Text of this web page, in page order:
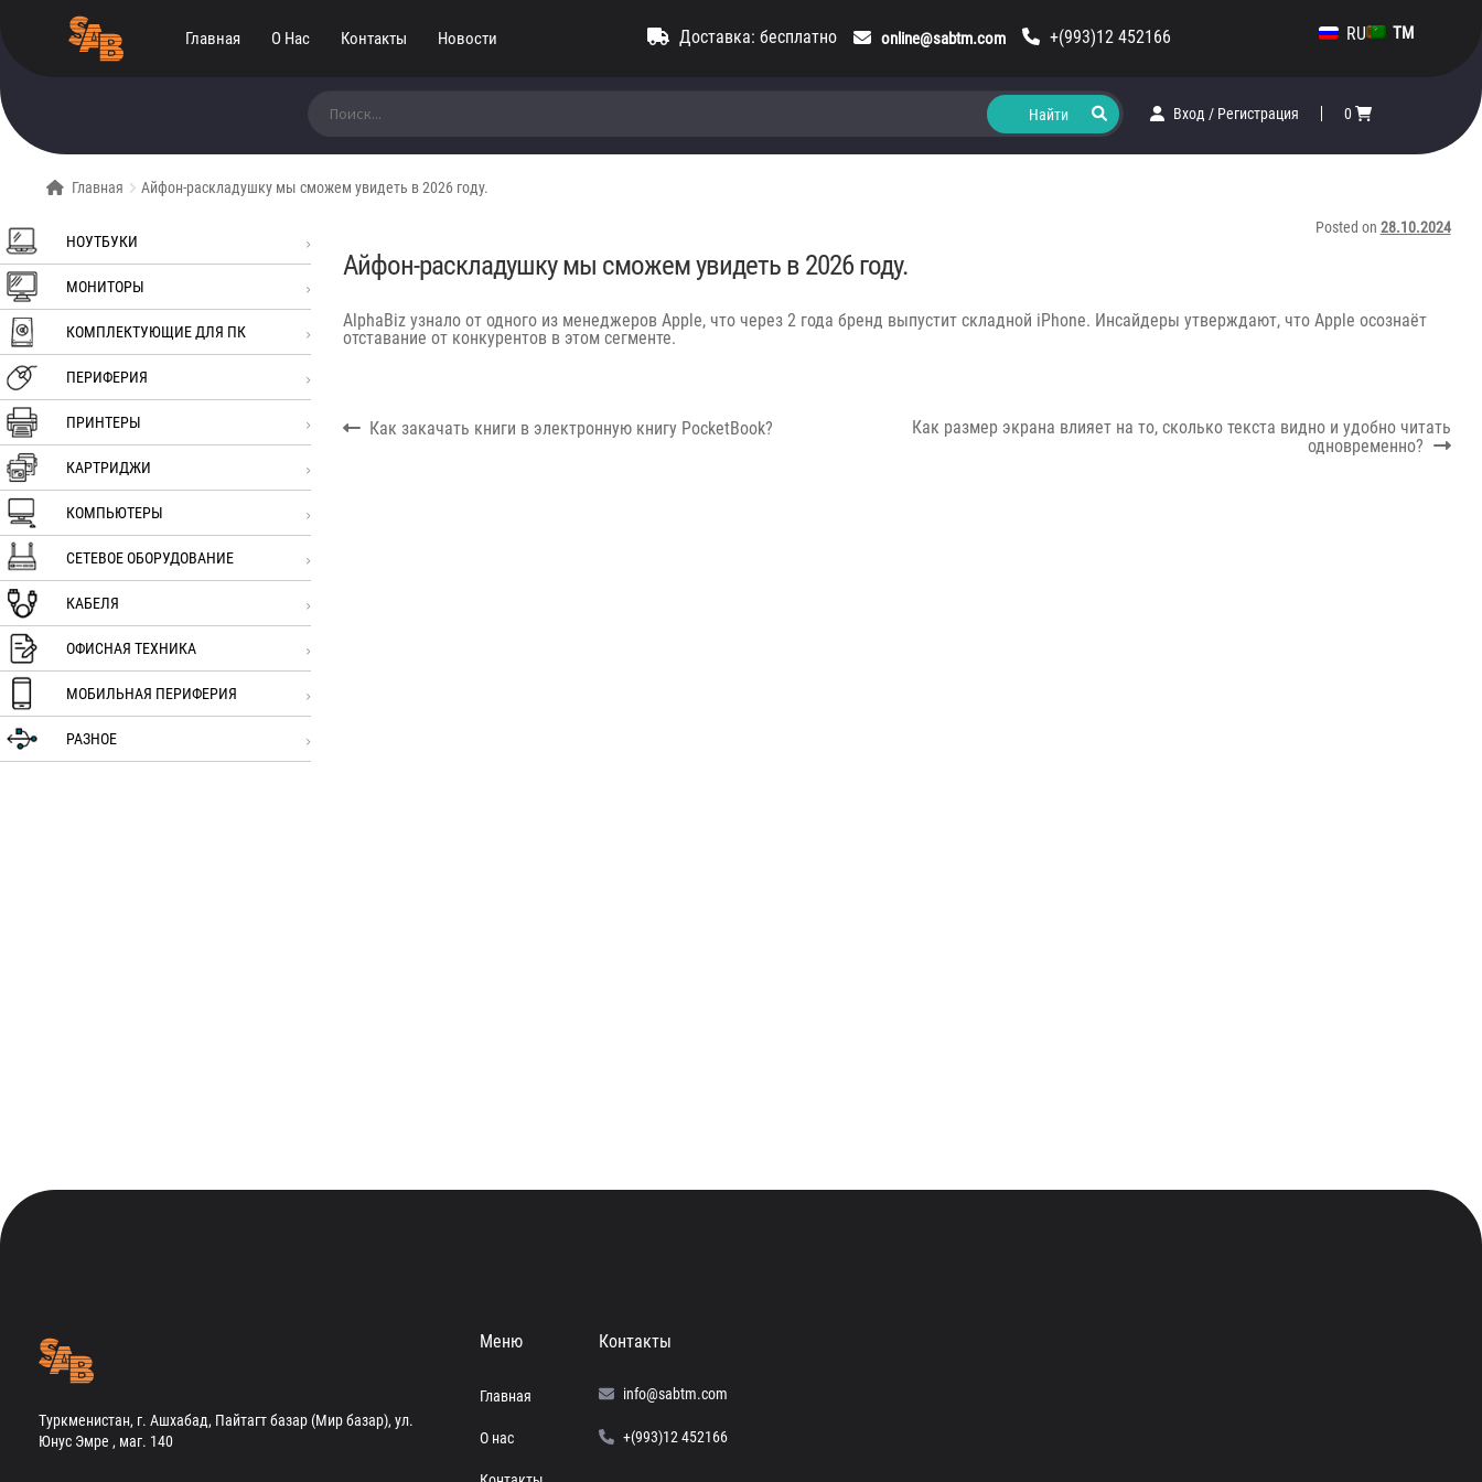
Главная О Нас Контакты Новости Доставка: бесплатно online@sabtm.com +(993)12 452166 RU TM
Вход / Регистрация 0
Главная Айфон-раскладушку мы сможем увидеть в 2026 году.
НОУТБУКИ
МОНИТОРЫ
КОМПЛЕКТУЮЩИЕ ДЛЯ ПК
ПЕРИФЕРИЯ
ПРИНТЕРЫ
КАРТРИДЖИ
КОМПЬЮТЕРЫ
СЕТЕВОЕ ОБОРУДОВАНИЕ
КАБЕЛЯ
ОФИСНАЯ ТЕХНИКА
МОБИЛЬНАЯ ПЕРИФЕРИЯ
РАЗНОЕ
Posted on 28.10.2024
Айфон-раскладушку мы сможем увидеть в 2026 году.
AlphaBiz узнало от одного из менеджеров Apple, что через 2 года бренд выпустит складной iPhone. Инсайдеры утверждают, что Apple осознаёт
отставание от конкурентов в этом сегменте.
Навигация
Previous
Как закачать книги в электронную книгу PocketBook?
Next
post:
Как размер экрана влияет на то, сколько текста видно и удобно читать
одновременно?
Туркменистан, г. Ашхабад, Пайтагт базар (Мир базар), ул.
Юнус Эмре , маг. 140
Меню
Главная
О нас
Контакты
info@sabtm.com
+(993)12 452166